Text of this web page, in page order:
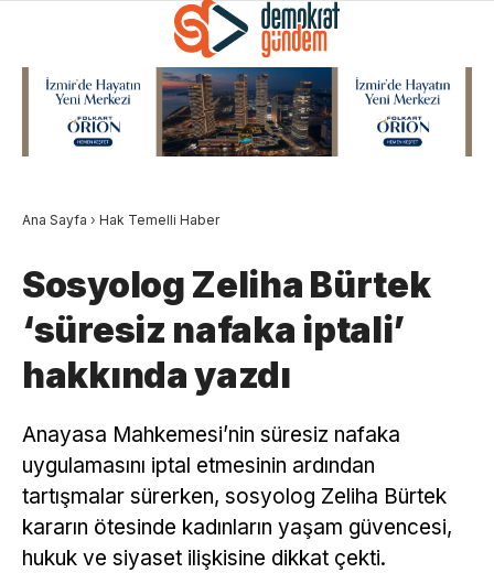
Ana Sayfa › Hak Temelli Haber
Sosyolog Zeliha Bürtek
‘süresiz nafaka iptali’
hakkında yazdı
Anayasa Mahkemesi’nin süresiz nafaka
uygulamasını iptal etmesinin ardından
tartışmalar sürerken, sosyolog Zeliha Bürtek
kararın ötesinde kadınların yaşam güvencesi,
hukuk ve siyaset ilişkisine dikkat çekti.